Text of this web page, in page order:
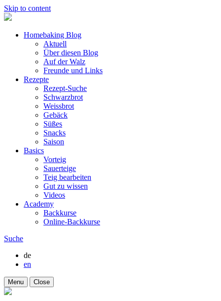
Skip to content
Homebaking Blog
Aktuell
Über diesen Blog
Auf der Walz
Freunde und Links
Rezepte
Rezept-Suche
Schwarzbrot
Weissbrot
Gebäck
Süßes
Snacks
Saison
Basics
Vorteig
Sauerteige
Teig bearbeiten
Gut zu wissen
Videos
Academy
Backkurse
Online-Backkurse
Suche
de
en
Menu Close